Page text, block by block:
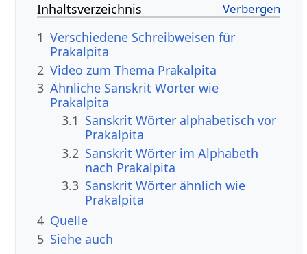
Inhaltsverzeichnis
1 Verschiedene Schreibweisen für
Prakalpita
2 Video zum Thema Prakalpita
3 Ähnliche Sanskrit Wörter wie
Prakalpita
3.1 Sanskrit Wörter alphabetisch vor
Prakalpita
3.2 Sanskrit Wörter im Alphabeth
nach Prakalpita
3.3 Sanskrit Wörter ähnlich wie
Prakalpita
4 Quelle
5 Siehe auch